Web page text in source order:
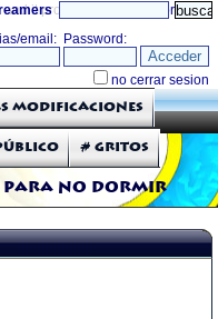
it probably will» directorio
para no dormir
modificaciones
# Gritos